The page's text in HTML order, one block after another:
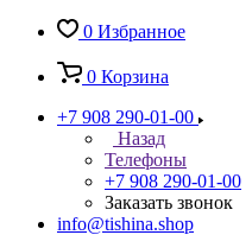
0 Избранное
0 Корзина
+7 908 290-01-00
Назад
Телефоны
+7 908 290-01-00
Заказать звонок
info@tishina.shop